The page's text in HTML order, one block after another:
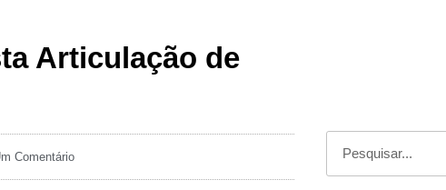
Articulação de
Comentário